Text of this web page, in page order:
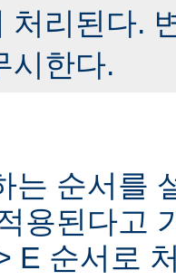
처리된다.
시한다.
는 순서를
용된다고
E 순서로